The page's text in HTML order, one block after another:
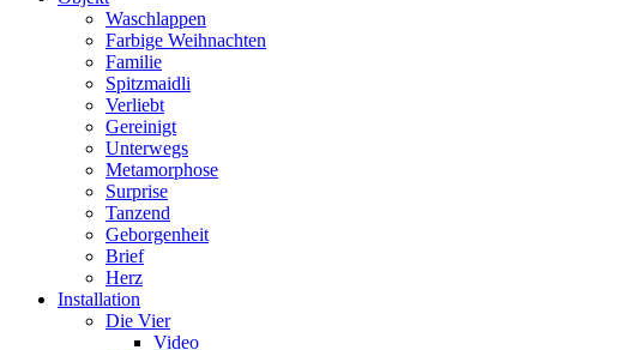
Waschlappen
Farbige Weihnachten
Familie
Spitzmaidli
Verliebt
Gereinigt
Unterwegs
Metamorphose
Surprise
Tanzend
Geborgenheit
Brief
Herz
Installation
Die Vier
Video